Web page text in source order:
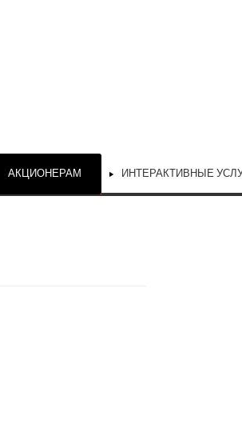
АКЦИОНЕРАМ ИНТЕРАКТИВНЫЕ